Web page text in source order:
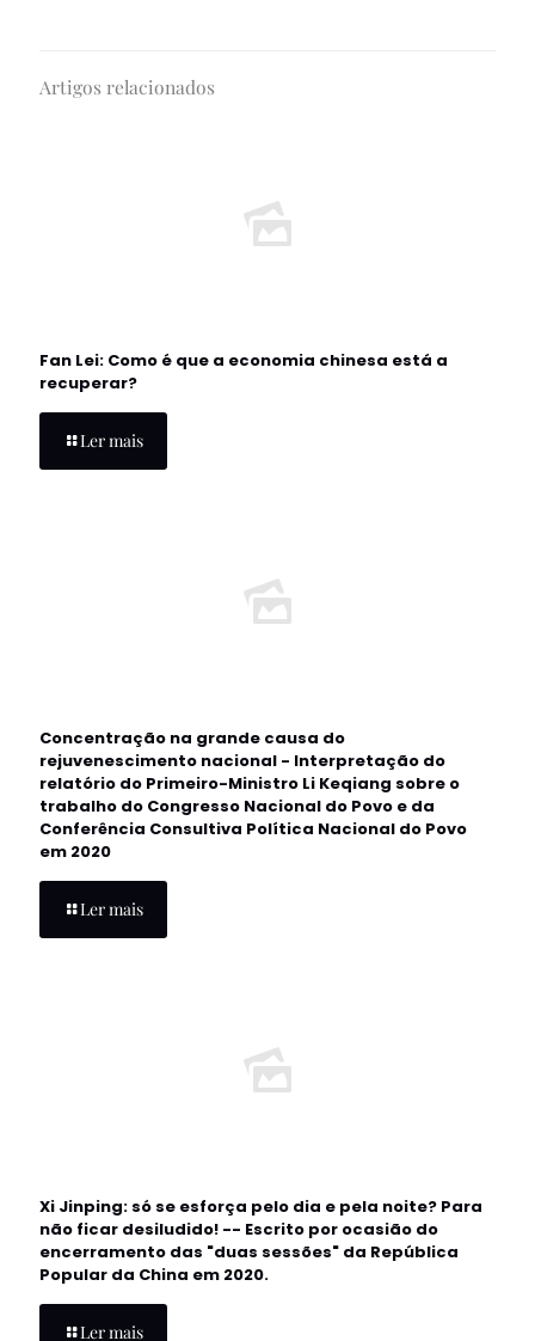
Artigos relacionados
Fan Lei: Como é que a economia chinesa está a
recuperar?
Ler mais
Concentração na grande causa do
rejuvenescimento nacional - Interpretação do
relatório do Primeiro-Ministro Li Keqiang sobre o
trabalho do Congresso Nacional do Povo e da
Conferência Consultiva Política Nacional do Povo
em 2020
Ler mais
Xi Jinping: só se esforça pelo dia e pela noite? Para
não ficar desiludido! -- Escrito por ocasião do
encerramento das "duas sessões" da República
Popular da China em 2020.
Ler mais